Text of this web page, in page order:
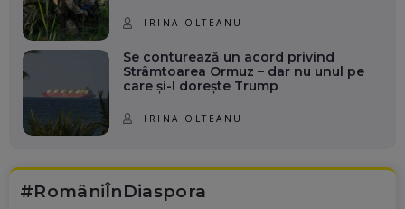
IRINA OLTEANU
Se conturează un acord privind
Strâmtoarea Ormuz – dar nu unul pe
care și-l dorește Trump
IRINA OLTEANU
#RomâniÎnDiaspora